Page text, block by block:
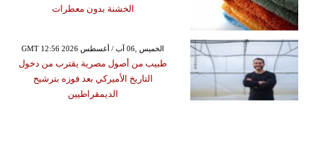
الخشنة بدون معطرات
GMT 12:56 2026 الخميس ,06 آب / أغسطس
طبيب من أصول مصرية يقترب من دخول
التاريخ الأميركي بعد فوزه بترشيح
الديمقراطيين